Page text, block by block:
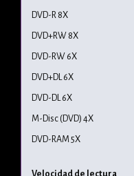
DVD-R 8X
DVD+RW 8X
DVD-RW 6X
DVD+DL 6X
DVD-DL 6X
M-Disc (DVD) 4X
DVD-RAM 5X
Velocidad de lectura